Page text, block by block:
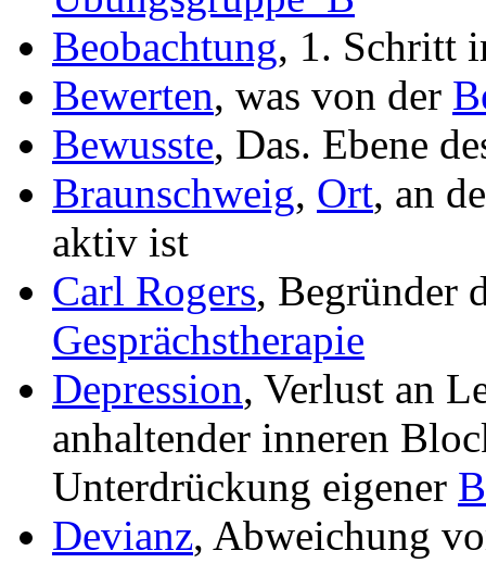
Beobachtung, 1. Schritt
Bewerten, was von der
Bewusste, Das. Ebene
Braunschweig, Ort, an
aktiv ist
Carl Rogers, Begründer
Gesprächstherapie
Depression, Verlust an
anhaltender inneren
Unterdrückung eigener
Devianz, Abweichung